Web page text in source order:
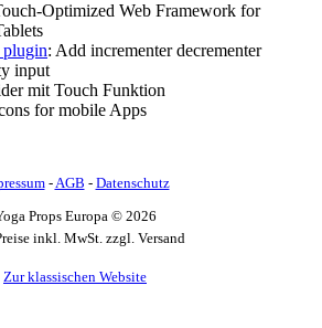
Optimized Web Framework for
: Add incrementer decrementer
input
mit Touch Funktion
for mobile Apps
-AGB - Datenschutz
Props Europa © 2026
inkl. MwSt. zzgl. Versand
Zur klassischen Website